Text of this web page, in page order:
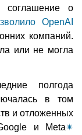
соглашение о
OpenAI
компаний.
или не могла
полгода
в том
и отложенных
и Meta✴